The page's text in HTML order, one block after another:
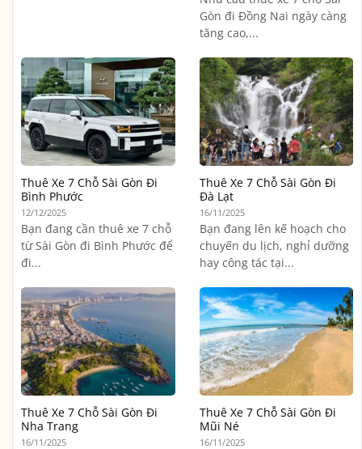
Gòn đi Đồng Nai ngày càng
tăng cao,...
Thuê Xe 7 Chỗ Sài Gòn Đi
Bình Phước
12/12/2025
Bạn đang cần thuê xe 7 chỗ
từ Sài Gòn đi Bình Phước để
đi...
Thuê Xe 7 Chỗ Sài Gòn Đi
Đà Lạt
16/11/2025
Bạn đang lên kế hoạch cho
chuyến du lịch, nghỉ dưỡng
hay công tác tại...
Thuê Xe 7 Chỗ Sài Gòn Đi
Nha Trang
16/11/2025
Thuê Xe 7 Chỗ Sài Gòn Đi
Mũi Né
16/11/2025